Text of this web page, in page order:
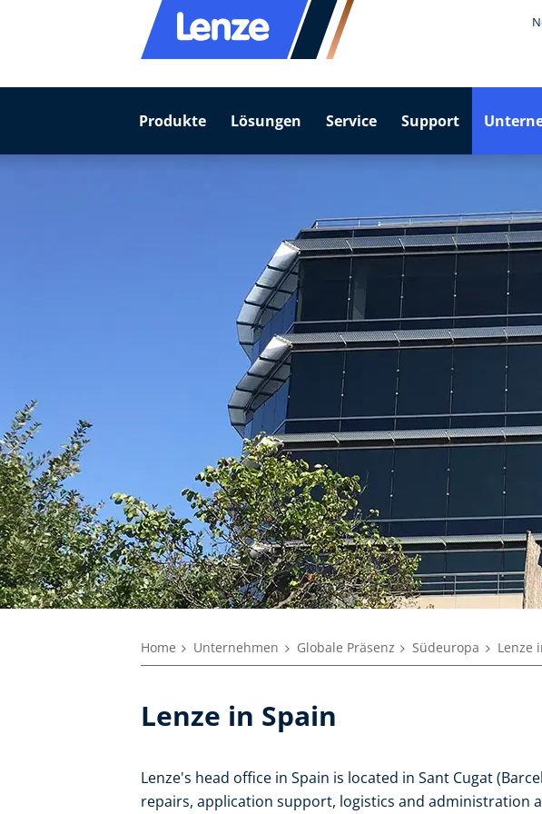
Produkte Lösungen Service Support
Home Unternehmen Globale Präsenz Südeuropa Lenze
Lenze in Spain
Lenze's head office in Spain is located in Sant Cugat
repairs, application support, logistics and administration